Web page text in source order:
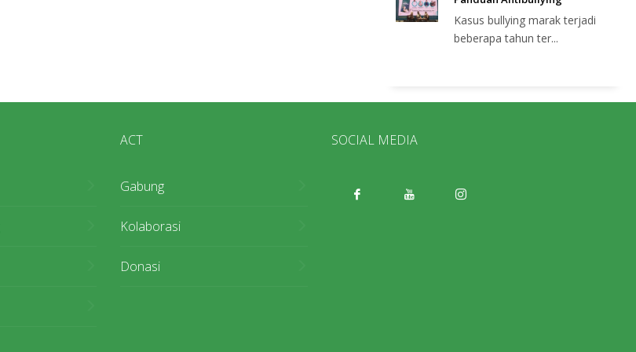
Kasus bullying marak terjadi
beberapa tahun ter...
ACT
Gabung
Kolaborasi
Donasi
SOCIAL MEDIA